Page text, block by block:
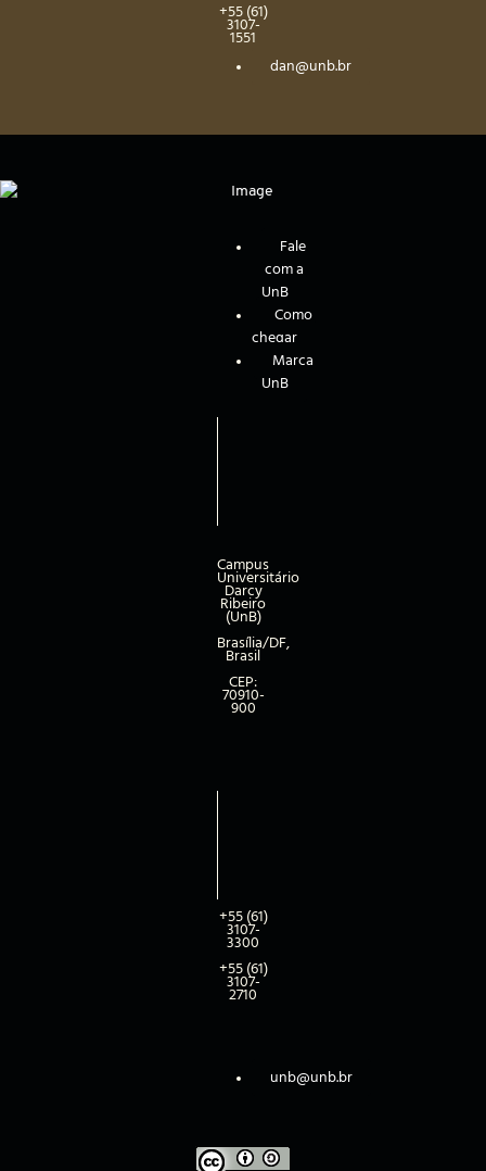
+55 (61)
3107-
1551
dan@unb.br
Fale
com a
UnB
Como
chegar
Marca
UnB
Campus
Universitário
Darcy
Ribeiro
(UnB)
Brasília/DF,
Brasil
CEP:
70910-
900
+55 (61)
3107-
3300
+55 (61)
3107-
2710
unb@unb.br